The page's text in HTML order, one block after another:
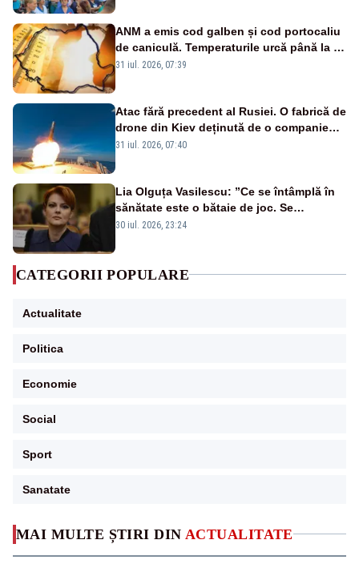
MAI MULTE ȘTIRI DIN ACTUALITATE
ANM a emis cod galben și cod portocaliu
de caniculă. Temperaturile urcă până la 38
de grade, iar nopțile devin tropicale
31 iul. 2026, 07:39
Atac fără precedent al Rusiei. O fabrică de
drone din Kiev deținută de o companie
americană, distrusă de o rachetă
31 iul. 2026, 07:40
Lia Olguța Vasilescu: ”Ce se întâmplă în
sănătate este o bătaie de joc. Se
guvernează extraordinar de prost”
30 iul. 2026, 23:24
CATEGORII POPULARE
Actualitate
Politica
Economie
Social
Sport
Sanatate